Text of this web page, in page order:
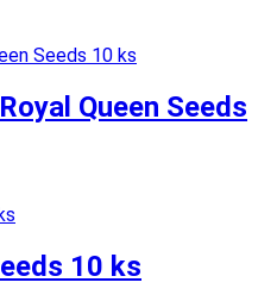
Queen Seeds
10 ks